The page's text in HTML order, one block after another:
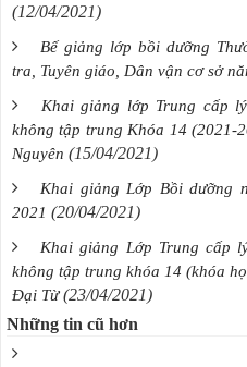
(12/04/2021)
Bế giảng lớp bồi dưỡng
tra, Tuyên giáo, Dân vận cơ sở
Khai giảng lớp Trung cấp
không tập trung Khóa 14 (2021-
Nguyên (15/04/2021)
Khai giảng Lớp Bồi dưỡng
2021 (20/04/2021)
Khai giảng Lớp Trung cấp
không tập trung khóa 14 (khóa
Đại Từ (23/04/2021)
Những tin cũ hơn